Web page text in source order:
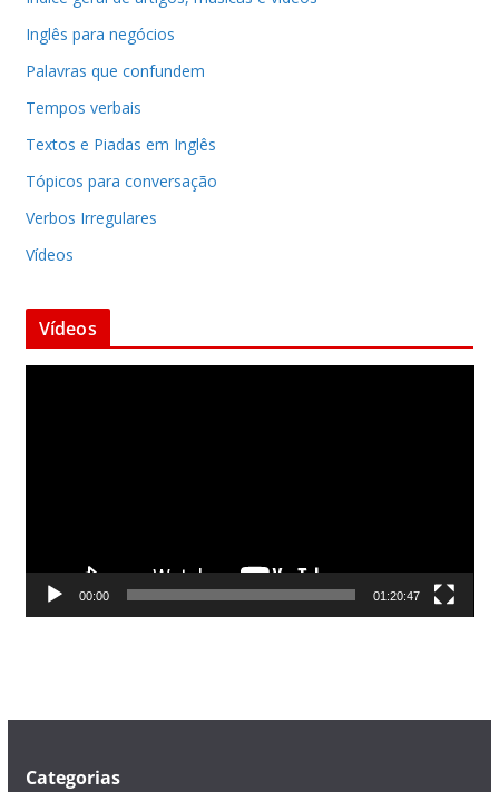
Inglês para negócios
Palavras que confundem
Tempos verbais
Textos e Piadas em Inglês
Tópicos para conversação
Verbos Irregulares
Vídeos
Vídeos
d
00:00 01:20:47
Categorias